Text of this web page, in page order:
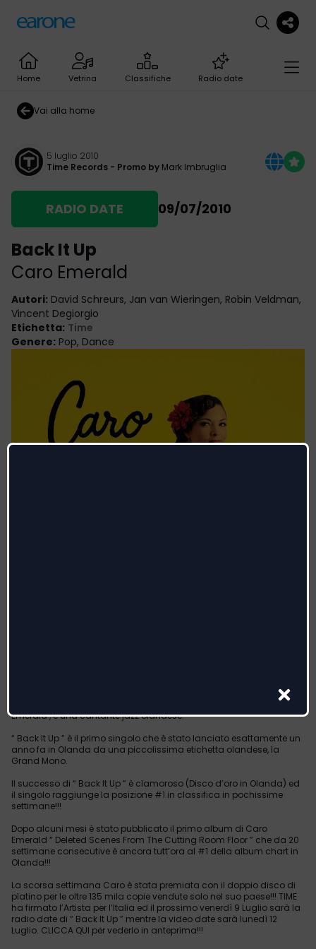
Home Vetrina Classifiche Radio date
Vai alla home
5 luglio 2010
Time Records - Promo by Mark Imbruglia
RADIO DATE 09/07/2010
Back It Up
Caro Emerald
Autori: David Schreurs, Jan van Wieringen, Robin Veldman,
Vincent Degiorgio
Etichetta: Time
Genere: Pop, Dance
Caroline Esmeralda van der Leeuw (nata il 26 Aprile del 1981 ad
Emerald , è una cantante jazz olandese.
“ Back It Up ” è il primo singolo che è stato lanciato esattamente un
anno fa in Olanda da una piccolissima etichetta olandese, la
Grand Mono.
Il successo di “ Back It Up ” è clamoroso (Disco d’oro in Olanda) ed
il singolo raggiunge la posizione #1 in classifica in pochissime
settimane!!!
Dopo alcuni mesi è stato pubblicato il primo album di Caro
Emerald “ Deleted Scenes From The Cutting Room Floor ” che da 20
settimane consecutive è ancora tutt’ora al #1 della album chart in
Olanda!!!
La scorsa settimana Caro è stata premiata con il doppio disco di
platino per le oltre 135 mila copie vendute solo nel suo paese!!! TIME
ha firmato l’Artista per l’Italia ed il prossimo venerdì 9 Luglio sarà la
radio date di “ Back It Up ” mentre la video date sarà lunedì 12
Luglio. CLICCA QUI per vederlo in anteprima!!!